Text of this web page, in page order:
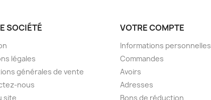
SOCIÉTÉ
légales
générales de vente
nous
site
VOTRE COMPTE
Informations personnelles
Commandes
Avoirs
Adresses
Bons de réduction